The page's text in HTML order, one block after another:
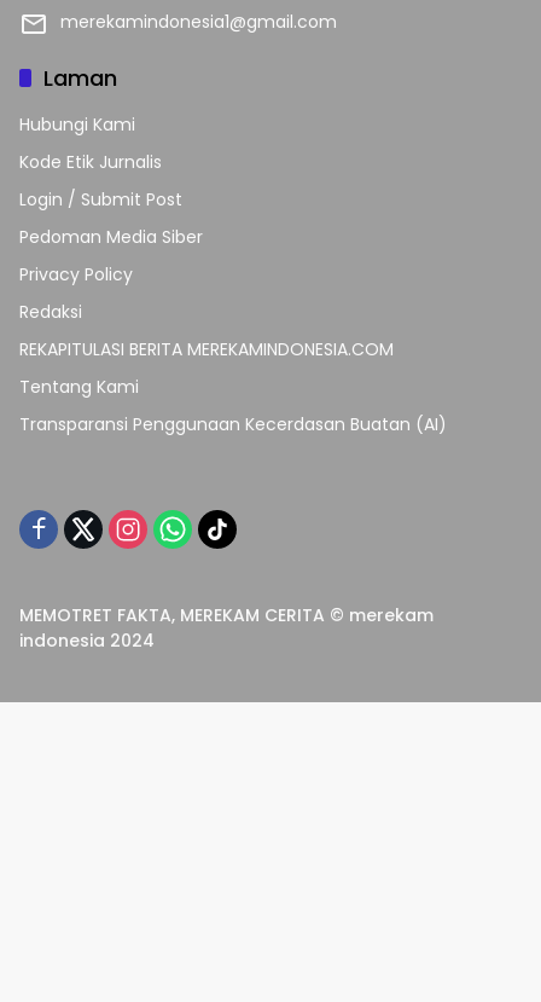
merekamindonesia1@gmail.com
Laman
Hubungi Kami
Kode Etik Jurnalis
Login / Submit Post
Pedoman Media Siber
Privacy Policy
Redaksi
REKAPITULASI BERITA MEREKAMINDONESIA.COM
Tentang Kami
Transparansi Penggunaan Kecerdasan Buatan (AI)
MEMOTRET FAKTA, MEREKAM CERITA © merekam
indonesia 2024